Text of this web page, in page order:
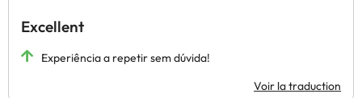
Excellent
Experiência a repetir sem dúvida!
Voir la traduction